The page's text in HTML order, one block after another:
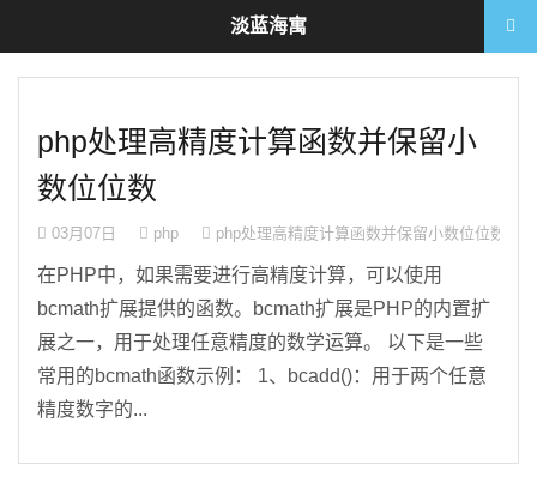
php处理高精度计算函数并保留小
数位位数
03月07日 php php处理高精度计算函数并保留小数位位数
在PHP中，如果需要进行高精度计算，可以使用
bcmath扩展提供的函数。bcmath扩展是PHP的内置扩
展之一，用于处理任意精度的数学运算。 以下是一些
常用的bcmath函数示例： 1、bcadd()：用于两个任意
精度数字的...
淡蓝海寓